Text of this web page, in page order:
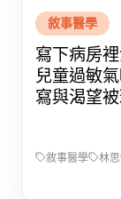
敘事醫學
寫下病房
兒童過敏
寫與渴望
敘事醫學 林